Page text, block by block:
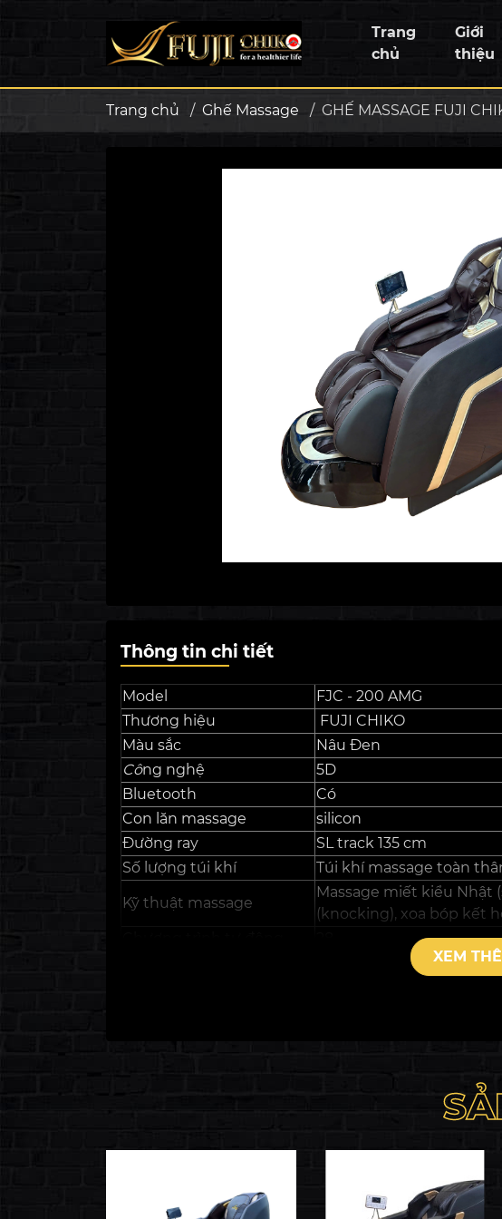
Trang
chủ
Giới
thiệu
Trang chủ / Ghế Massage / GHẾ MASSAGE FUJI
Thông tin chi tiết
Model
FJC - 200 AMG
Thương hiệu
FUJI CHIKO
Màu sắc
Nâu Đen
Công nghệ
5D
Bluetooth
Có
Con lăn massage
silicon
Đường ray
SL track 135 cm
Số lượng túi khí
Túi khí massage toàn
Kỹ thuật massage
Massage miết kiểu Nhật
(knocking), xoa bóp kết
Zero wall
20 cm
Zero gravity (không trọng
XEM